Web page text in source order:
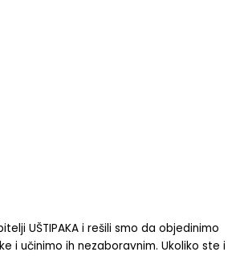
UŠTIPAKA i rešili smo da objedinimo
i učinimo ih nezaboravnim. Ukoliko ste i